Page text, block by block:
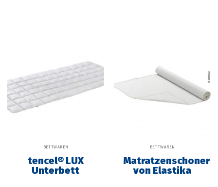
BETTWAREN
tencel® LUX
Unterbett
BETTWAREN
Matratzenschoner
von Elastika